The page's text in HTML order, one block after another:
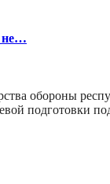
не…
обороны
подготовки